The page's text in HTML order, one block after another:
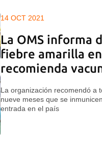
14 OCT 2021
La OMS informa
fiebre amarilla
recomienda
La organización recomendó a
nueve meses que se
entrada en el país